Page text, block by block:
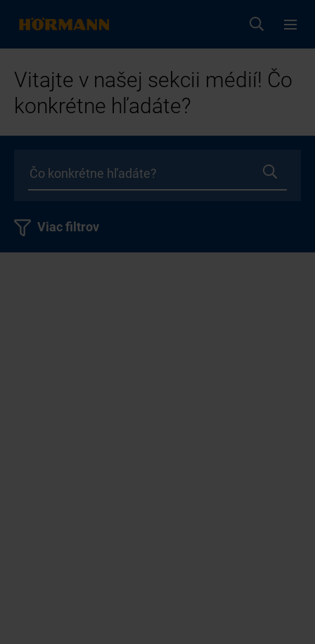
Vitajte v našej sekcii médií! Čo
konkrétne hľadáte?
Viac filtrov